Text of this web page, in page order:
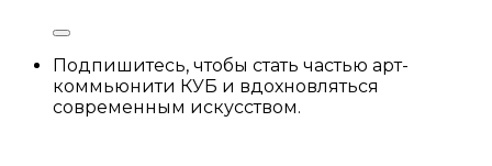
Подпишитесь, чтобы стать частью арт-
коммьюнити КУБ и вдохновляться
современным искусством.